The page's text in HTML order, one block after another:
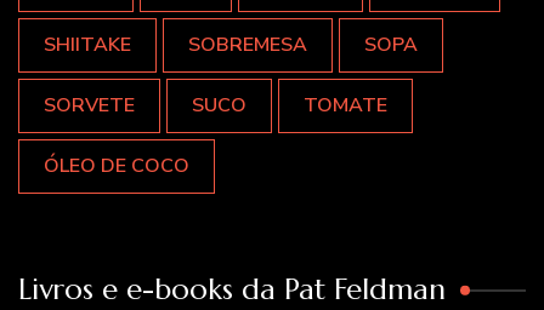
SHIITAKE SOBREMESA SOPA
SORVETE SUCO TOMATE
ÓLEO DE COCO
Livros e e-books da Pat Feldman